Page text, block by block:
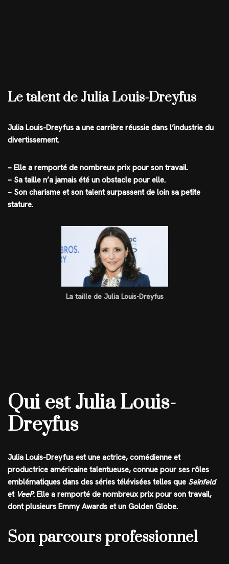
Le talent de Julia Louis-Dreyfus
Julia Louis-Dreyfus a une carrière réussie dans l’industrie du
divertissement.
– Elle a remporté de nombreux prix pour son travail.
– Sa taille n’a jamais été un obstacle pour elle.
– Son charisme et son talent surpassent de loin sa petite
stature.
La taille de Julia Louis-Dreyfus
Qui est Julia Louis-
Dreyfus
Julia Louis-Dreyfus est une actrice, comédienne et
productrice américaine talentueuse, connue pour ses rôles
emblématiques dans des séries télévisées telles que Seinfeld
et VeeP. Elle a remporté de nombreux prix pour son travail,
dont plusieurs Emmy Awards et un Golden Globe.
Son parcours professionnel